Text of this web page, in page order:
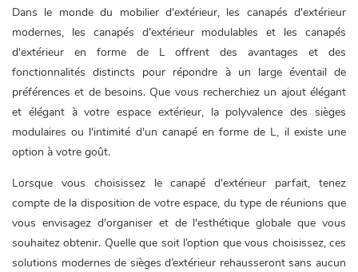
Dans le monde du mobilier d'extérieur, les canapés d'extérieur
modernes, les canapés d'extérieur modulables et les canapés
d'extérieur en forme de L offrent des avantages et des
fonctionnalités distincts pour répondre à un large éventail de
préférences et de besoins. Que vous recherchiez un ajout élégant
et élégant à votre espace extérieur, la polyvalence des sièges
modulaires ou l'intimité d'un canapé en forme de L, il existe une
option à votre goût.
Lorsque vous choisissez le canapé d'extérieur parfait, tenez
compte de la disposition de votre espace, du type de réunions que
vous envisagez d'organiser et de l'esthétique globale que vous
souhaitez obtenir. Quelle que soit l’option que vous choisissez, ces
solutions modernes de sièges d’extérieur rehausseront sans aucun